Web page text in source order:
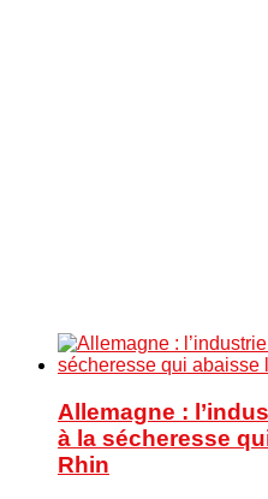
Allemagne :
à la sécheresse
Rhin